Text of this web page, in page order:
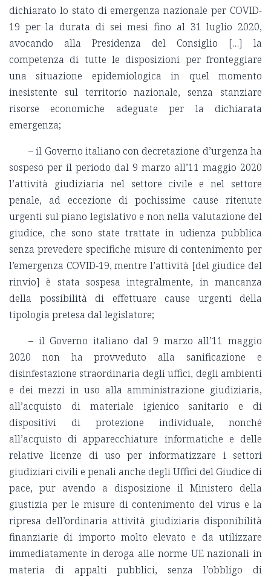
dichiarato lo stato di emergenza nazionale per COVID-
19 per la durata di sei mesi fino al 31 luglio 2020,
avocando alla Presidenza del Consiglio […] la
competenza di tutte le disposizioni per fronteggiare
una situazione epidemiologica in quel momento
inesistente sul territorio nazionale, senza stanziare
risorse economiche adeguate per la dichiarata
emergenza;
– il Governo italiano con decretazione d’urgenza ha
sospeso per il periodo dal 9 marzo all’11 maggio 2020
l’attività giudiziaria nel settore civile e nel settore
penale, ad eccezione di pochissime cause ritenute
urgenti sul piano legislativo e non nella valutazione del
giudice, che sono state trattate in udienza pubblica
senza prevedere specifiche misure di contenimento per
l’emergenza COVID-19, mentre l’attività [del giudice del
rinvio] è stata sospesa integralmente, in mancanza
della possibilità di effettuare cause urgenti della
tipologia pretesa dal legislatore;
– il Governo italiano dal 9 marzo all’11 maggio
2020 non ha provveduto alla sanificazione e
disinfestazione straordinaria degli uffici, degli ambienti
e dei mezzi in uso alla amministrazione giudiziaria,
all’acquisto di materiale igienico sanitario e di
dispositivi di protezione individuale, nonché
all’acquisto di apparecchiature informatiche e delle
relative licenze di uso per informatizzare i settori
giudiziari civili e penali anche degli Uffici del Giudice di
pace, pur avendo a disposizione il Ministero della
giustizia per le misure di contenimento del virus e la
ripresa dell’ordinaria attività giudiziaria disponibilità
finanziarie di importo molto elevato e da utilizzare
immediatamente in deroga alle norme UE nazionali in
materia di appalti pubblici, senza l’obbligo di